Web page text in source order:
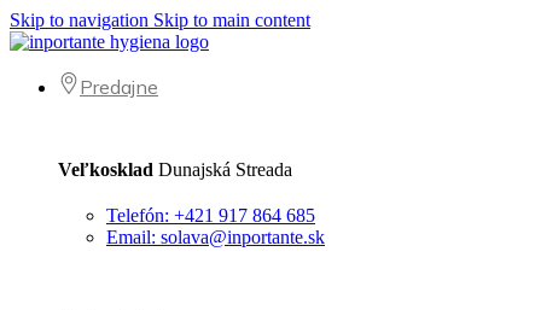
Skip to navigation Skip to main content
Predajne
Veľkosklad Dunajská Streada
Telefón: +421 917 864 685
Email: solava@inportante.sk